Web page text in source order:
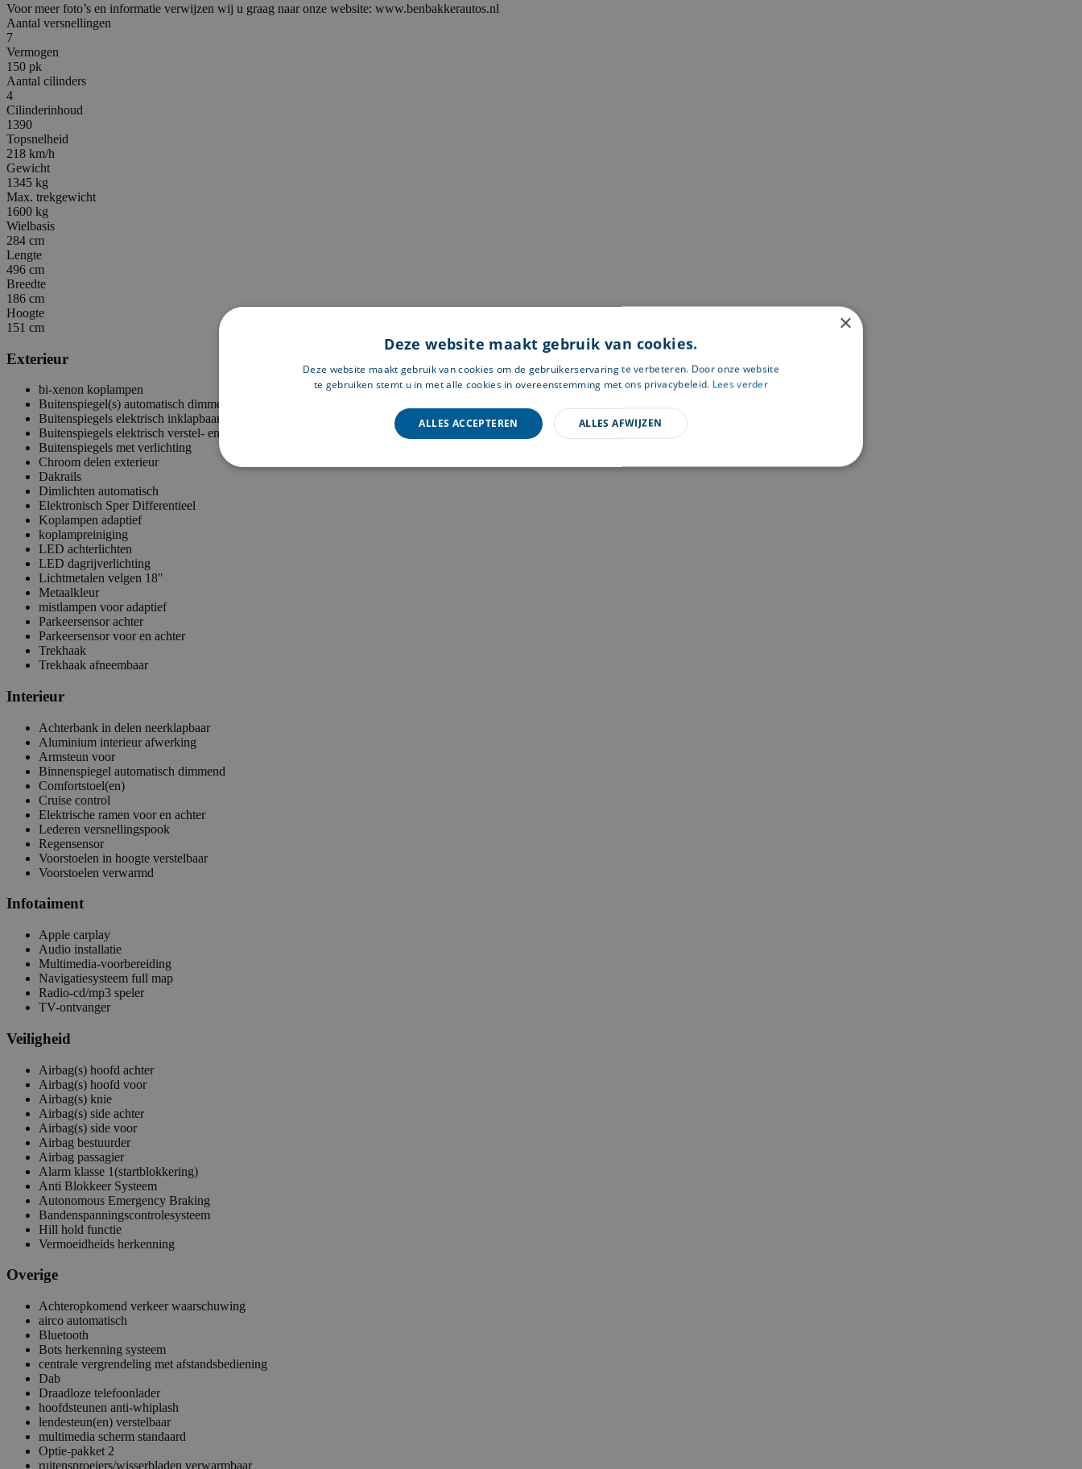
Voor meer foto’s en informatie verwijzen wij u graag naar onze website: www.benbakkerautos.nl
Aantal versnellingen
7
Vermogen
150 pk
Aantal cilinders
4
Cilinderinhoud
1390
Topsnelheid
218 km/h
Gewicht
1345 kg
Max. trekgewicht
1600 kg
Wielbasis
284 cm
Lengte
496 cm
Breedte
186 cm
Hoogte
151 cm
Exterieur
bi-xenon koplampen
Buitenspiegel(s) automatisch dimmend
Buitenspiegels elektrisch inklapbaar
Buitenspiegels elektrisch verstel- en verwarmbaar
Buitenspiegels met verlichting
Chroom delen exterieur
Dakrails
Dimlichten automatisch
Elektronisch Sper Differentieel
Koplampen adaptief
koplampreiniging
LED achterlichten
LED dagrijverlichting
Lichtmetalen velgen 18"
Metaalkleur
mistlampen voor adaptief
Parkeersensor achter
Parkeersensor voor en achter
Trekhaak
Trekhaak afneembaar
Interieur
Achterbank in delen neerklapbaar
Aluminium interieur afwerking
Armsteun voor
Binnenspiegel automatisch dimmend
Comfortstoel(en)
Cruise control
Elektrische ramen voor en achter
Lederen versnellingspook
Regensensor
Voorstoelen in hoogte verstelbaar
Voorstoelen verwarmd
Infotaiment
Apple carplay
Audio installatie
Multimedia-voorbereiding
Navigatiesysteem full map
Radio-cd/mp3 speler
TV-ontvanger
Veiligheid
Airbag(s) hoofd achter
Airbag(s) hoofd voor
Airbag(s) knie
Airbag(s) side achter
Airbag(s) side voor
Airbag bestuurder
Airbag passagier
Alarm klasse 1(startblokkering)
Anti Blokkeer Systeem
Autonomous Emergency Braking
Bandenspanningscontrolesysteem
Hill hold functie
Vermoeidheids herkenning
Overige
Achteropkomend verkeer waarschuwing
airco automatisch
Bluetooth
Bots herkenning systeem
centrale vergrendeling met afstandsbediening
Dab
Draadloze telefoonlader
hoofdsteunen anti-whiplash
lendesteun(en) verstelbaar
multimedia scherm standaard
Optie-pakket 2
ruitensproeiers/wisserbladen verwarmbaar
×
Deze website maakt gebruik van cookies.
Deze website maakt gebruik van cookies om de gebruikerservaring te verbeteren. Door onze website
te gebruiken stemt u in met alle cookies in overeenstemming met ons privacybeleid. Lees verder
ALLES ACCEPTEREN ALLES AFWIJZEN